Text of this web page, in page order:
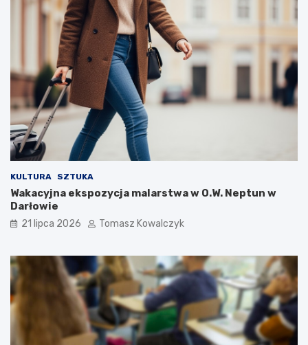
KULTURA SZTUKA
Wakacyjna ekspozycja malarstwa w O.W. Neptun w
Darłowie
21 lipca 2026 Tomasz Kowalczyk